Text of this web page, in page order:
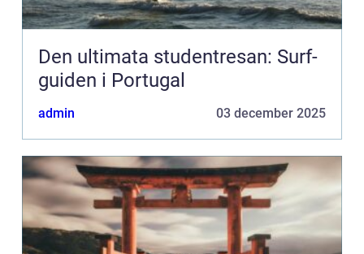
Den ultimata studentresan: Surf-
guiden i Portugal
admin 03 december 2025